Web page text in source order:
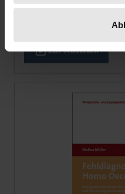
74,00 €
Zur Auswahl